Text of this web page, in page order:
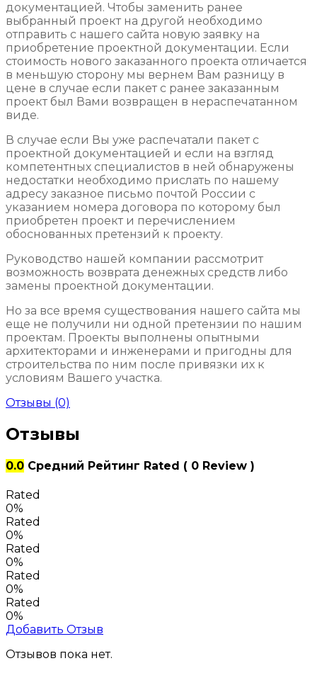
документацией. Чтобы заменить ранее
выбранный проект на другой необходимо
отправить с нашего сайта новую заявку на
приобретение проектной документации. Если
стоимость нового заказанного проекта отличается
в меньшую сторону мы вернем Вам разницу в
цене в случае если пакет с ранее заказанным
проект был Вами возвращен в нераспечатанном
виде.
В случае если Вы уже распечатали пакет с
проектной документацией и если на взгляд
компетентных специалистов в ней обнаружены
недостатки необходимо прислать по нашему
адресу заказное письмо почтой России с
указанием номера договора по которому был
приобретен проект и перечислением
обоснованных претензий к проекту.
Руководство нашей компании рассмотрит
возможность возврата денежных средств либо
замены проектной документации.
Но за все время существования нашего сайта мы
еще не получили ни одной претензии по нашим
проектам. Проекты выполнены опытными
архитекторами и инженерами и пригодны для
строительства по ним после привязки их к
условиям Вашего участка.
Отзывы (0)
Отзывы
0.0 Средний Рейтинг Rated ( 0 Review )
Rated
0%
Rated
0%
Rated
0%
Rated
0%
Rated
0%
Добавить Отзыв
Отзывов пока нет.